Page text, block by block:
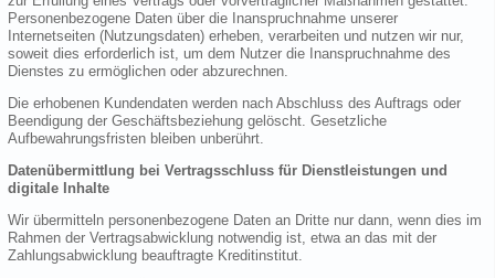
Personenbezogene Daten über die Inanspruchnahme unserer
Internetseiten (Nutzungsdaten) erheben, verarbeiten und nutzen wir nur,
soweit dies erforderlich ist, um dem Nutzer die Inanspruchnahme des
Dienstes zu ermöglichen oder abzurechnen.
Die erhobenen Kundendaten werden nach Abschluss des Auftrags oder
Beendigung der Geschäftsbeziehung gelöscht. Gesetzliche
Aufbewahrungsfristen bleiben unberührt.
Datenübermittlung bei Vertragsschluss für Dienstleistungen und
digitale Inhalte
Wir übermitteln personenbezogene Daten an Dritte nur dann, wenn dies im
Rahmen der Vertragsabwicklung notwendig ist, etwa an das mit der
Zahlungsabwicklung beauftragte Kreditinstitut.